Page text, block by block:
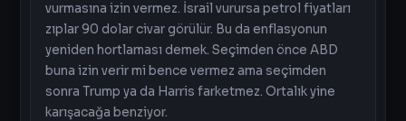
vurmasına izin vermez. İsrail vurursa petrol fiyatları
zıplar 90 dolar civar görülür. Bu da enflasyonun
yeniden hortlaması demek. Seçimden önce ABD
buna izin verir mi bence vermez ama seçimden
sonra Trump ya da Harris farketmez. Ortalık yine
karışacağa benziyor.